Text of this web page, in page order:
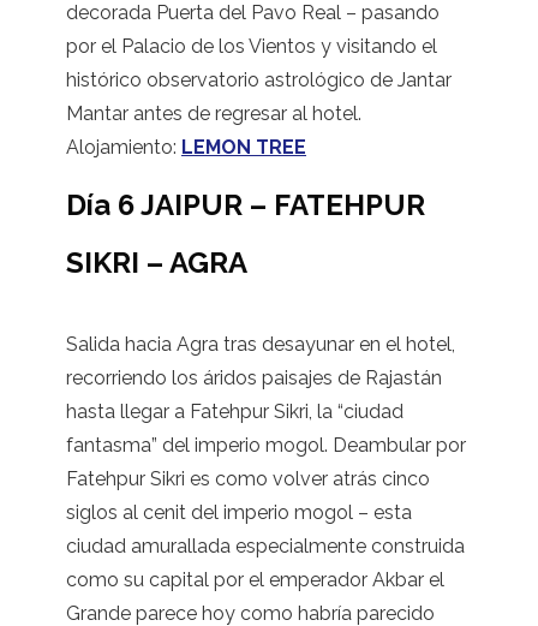
decorada Puerta del Pavo Real – pasando
por el Palacio de los Vientos y visitando el
histórico observatorio astrológico de Jantar
Mantar antes de regresar al hotel.
Alojamiento: LEMON TREE
Día 6 JAIPUR – FATEHPUR
SIKRI – AGRA
Salida hacia Agra tras desayunar en el hotel,
recorriendo los áridos paisajes de Rajastán
hasta llegar a Fatehpur Sikri, la “ciudad
fantasma” del imperio mogol. Deambular por
Fatehpur Sikri es como volver atrás cinco
siglos al cenit del imperio mogol – esta
ciudad amurallada especialmente construida
como su capital por el emperador Akbar el
Grande parece hoy como habría parecido